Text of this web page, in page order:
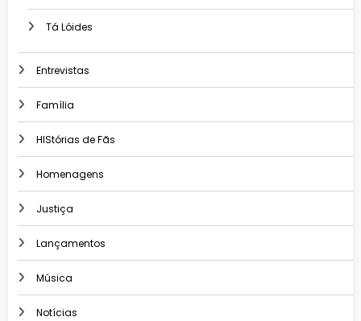
Tá Lóides
Entrevistas
Família
HIStórias de Fãs
Homenagens
Justiça
Lançamentos
Música
Notícias